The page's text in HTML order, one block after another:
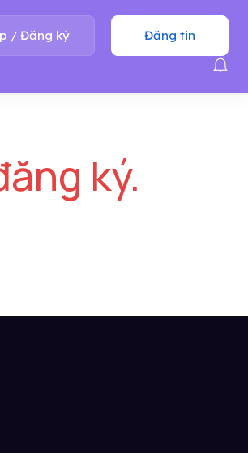
/ Đăng ký Đăng tin
ký.